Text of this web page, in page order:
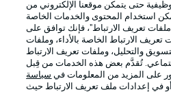
حتى يتمكن موقعنا الإلكتروني من
استخدام المحتوى والخدمات الخاصة
تعريف الارتباط"، فإنك توافق على
تعريف الارتباط الخاصة بالأداء، وملفات
والتحليل، وملفات تعريف الارتباط
تُقدَّم بعض هذه الخدمات من قِبل
على المزيد من المعلومات في سياسة
أو في إعدادات ملف تعريف الارتباط حيث